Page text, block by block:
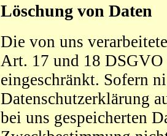
Löschung von Daten
Die von uns
Art. 17 und 18
eingeschränkt. Sofern
Datenschutzerklärung
bei uns gespeicherten